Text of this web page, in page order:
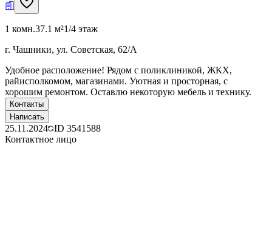
1 комн.37.1 м²1/4 этаж
г. Чашники, ул. Советская, 62/А
Удобное расположение! Рядом с поликлиникой, ЖКХ,
райисполкомом, магазинами. Уютная и просторная, с
хорошим ремонтом. Оставлю некоторую мебель и технику.
Контакты
Написать
25.11.2024 ID 3541588
Контактное лицо